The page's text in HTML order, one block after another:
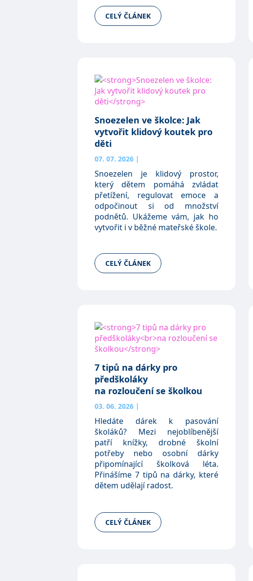
CELÝ ČLÁNEK
Snoezelen ve školce: Jak
vytvořit klidový koutek pro
děti
07. 07. 2026 |
Snoezelen je klidový prostor,
který dětem pomáhá zvládat
přetížení, regulovat emoce a
odpočinout si od množství
podnětů. Ukážeme vám, jak ho
vytvořit i v běžné mateřské škole.
CELÝ ČLÁNEK
7 tipů na dárky pro
předškoláky
na rozloučení se školkou
03. 06. 2026 |
Hledáte dárek k pasování
školáků? Mezi nejoblíbenější
patří knížky, drobné školní
potřeby nebo osobní dárky
připomínající školková léta.
Přinášíme 7 tipů na dárky, které
dětem udělají radost.
CELÝ ČLÁNEK